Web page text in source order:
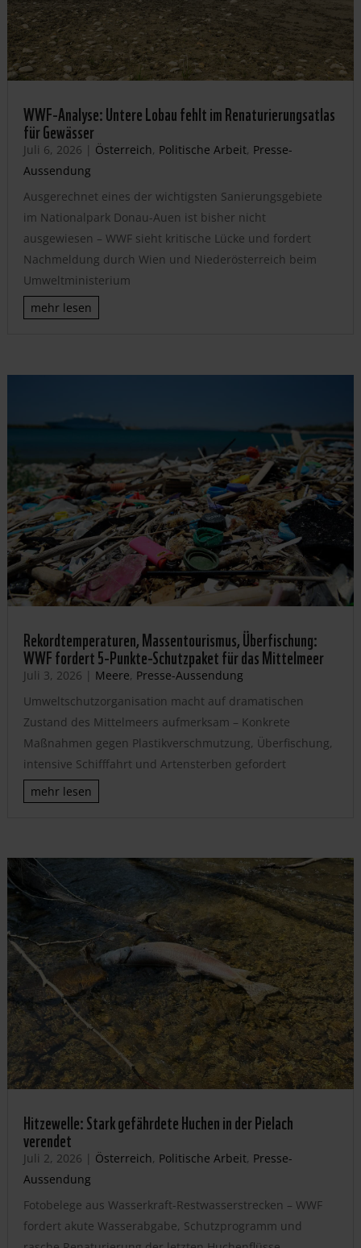
WWF-Analyse: Untere Lobau fehlt im Renaturierungsatlas
für Gewässer
Juli 6, 2026 | Österreich, Politische Arbeit, Presse-
Aussendung
Ausgerechnet eines der wichtigsten Sanierungsgebiete
im Nationalpark Donau-Auen ist bisher nicht
ausgewiesen – WWF sieht kritische Lücke und fordert
Nachmeldung durch Wien und Niederösterreich beim
Umweltministerium
mehr lesen
Rekordtemperaturen, Massentourismus, Überfischung:
WWF fordert 5-Punkte-Schutzpaket für das Mittelmeer
Juli 3, 2026 | Meere, Presse-Aussendung
Umweltschutzorganisation macht auf dramatischen
Zustand des Mittelmeers aufmerksam – Konkrete
Maßnahmen gegen Plastikverschmutzung, Überfischung,
intensive Schifffahrt und Artensterben gefordert
mehr lesen
Hitzewelle: Stark gefährdete Huchen in der Pielach
verendet
Juli 2, 2026 | Österreich, Politische Arbeit, Presse-
Aussendung
Fotobelege aus Wasserkraft-Restwasserstrecken – WWF
fordert akute Wasserabgabe, Schutzprogramm und